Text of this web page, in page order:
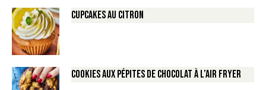
Cupcakes au Citron
Cookies aux pépites de Chocolat à l’air fryer